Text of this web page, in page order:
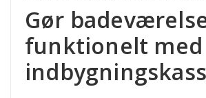
Gør
funktionelt med